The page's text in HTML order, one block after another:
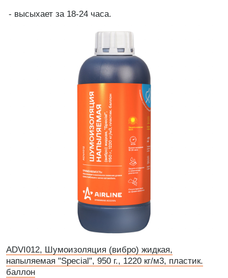
- высыхает за 18-24 часа.
ADVI012, Шумоизоляция (вибро) жидкая,
напыляемая "Special", 950 г., 1220 кг/м3, пластик.
баллон